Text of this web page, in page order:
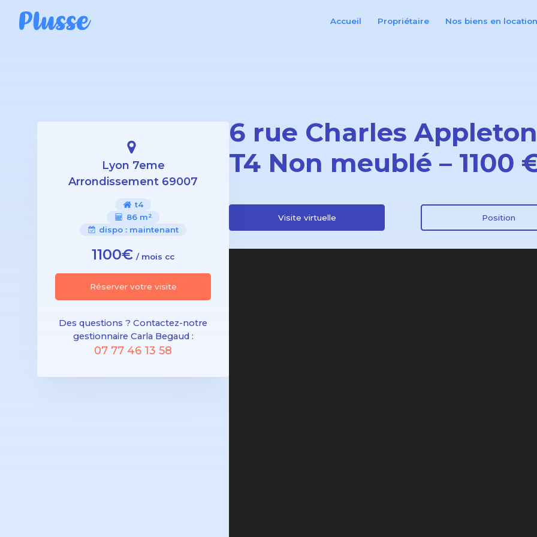
Accueil Propriétaire Nos biens en location
Lyon 7eme
Arrondissement 69007
t4
86 m²
dispo : maintenant
1100€ / mois cc
Réserver votre visite
Des questions ? Contactez-notre
gestionnaire Carla Begaud :
07 77 46 13 58
6 rue Charles
T4 Non meublé – 1100
Visite virtuelle Position